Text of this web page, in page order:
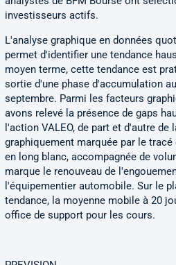
investisseurs actifs.
L'analyse graphique en données
permet d'identifier une tendance
moyen terme, cette tendance est
sortie d'une phase d'accumulation
septembre. Parmi les facteurs
avons relevé la présence de gaps
l'action VALEO, de part et d'autre de
graphiquement marquée par le
en long blanc, accompagnée de
marque le renouveau de
l'équipementier automobile. Sur le
tendance, la moyenne mobile à 20
office de support pour les cours.